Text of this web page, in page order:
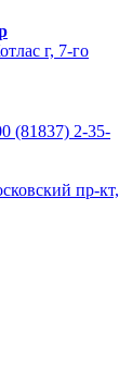
г, 7-го
(81837) 2-35-
пр-кт,